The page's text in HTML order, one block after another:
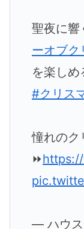
聖夜に響
ーオブク
を楽しめ
#クリス
憧れのク
⏩
— ハウス